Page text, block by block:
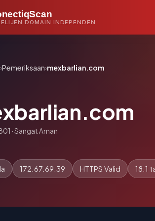
DOMAIN INDEPENDEN
›Pemeriksaan›mexbarlian.com
· Sangat Aman
172.67.69.39 HTTPS Valid 18.1